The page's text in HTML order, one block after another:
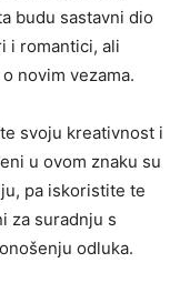
budu sastavni dio
i romantici, ali
novim vezama.
svoju kreativnost i
u ovom znaku su
pa iskoristite te
za suradnju s
odluka.